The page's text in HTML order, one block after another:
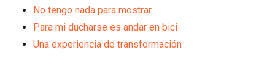
No tengo nada para mostrar
Para mi ducharse es andar en bici
Una experiencia de transformación